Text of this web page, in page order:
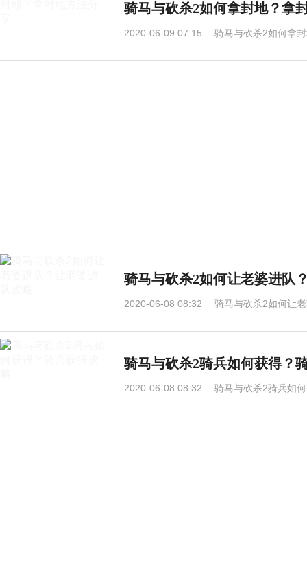
骑马与砍杀2如何拿封地？拿
2020-06-09 07:15 骑马与砍杀2如何拿
骑马与砍杀2如何让老婆进队
2020-06-08 08:32 骑马与砍杀2如何让
骑马与砍杀2骑兵如何获得？
2020-06-08 08:32 骑马与砍杀2骑兵如